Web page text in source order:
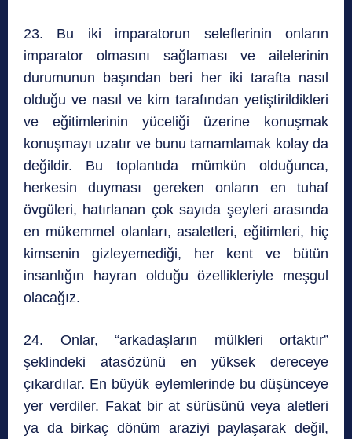
23. Bu iki imparatorun seleflerinin onların
imparator olmasını sağlaması ve ailelerinin
durumunun başından beri her iki tarafta nasıl
olduğu ve nasıl ve kim tarafından yetiştirildikleri
ve eğitimlerinin yüceliği üzerine konuşmak
konuşmayı uzatır ve bunu tamamlamak kolay da
değildir. Bu toplantıda mümkün olduğunca,
herkesin duyması gereken onların en tuhaf
övgüleri, hatırlanan çok sayıda şeyleri arasında
en mükemmel olanları, asaletleri, eğitimleri, hiç
kimsenin gizleyemediği, her kent ve bütün
insanlığın hayran olduğu özellikleriyle meşgul
olacağız.
24. Onlar, “arkadaşların mülkleri ortaktır”
şeklindeki atasözünü en yüksek dereceye
çıkardılar. En büyük eylemlerinde bu düşünceye
yer verdiler. Fakat bir at sürüsünü veya aletleri
ya da birkaç dönüm araziyi paylaşarak değil,